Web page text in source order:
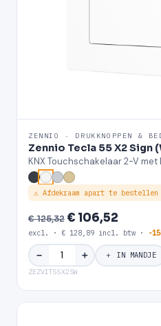
ZENNIO · DRUKKNOPPEN &
Zennio Tecla 55 X2 Sign
KNX Touchschakelaar 2-V met
⚠ Afdekraam apart te
€ 125,32€ 106,52
excl. · € 128,89 incl. btw · -
− ＋ ＋ IN MANDJE
ZEZVIT55X2SW